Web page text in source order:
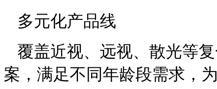
多元化产品线
覆盖近视、远视、散光等
案，满足不同年龄段需求，